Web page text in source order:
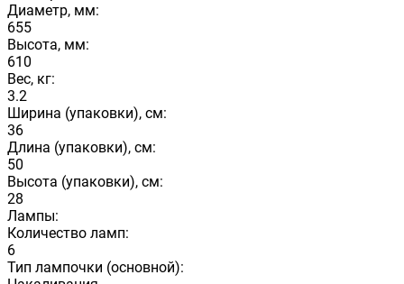
Диаметр, мм:
655
Высота, мм:
610
Вес, кг:
3.2
Ширина (упаковки), см:
36
Длина (упаковки), см:
50
Высота (упаковки), см:
28
Лампы:
Количество ламп:
6
Тип лампочки (основной):